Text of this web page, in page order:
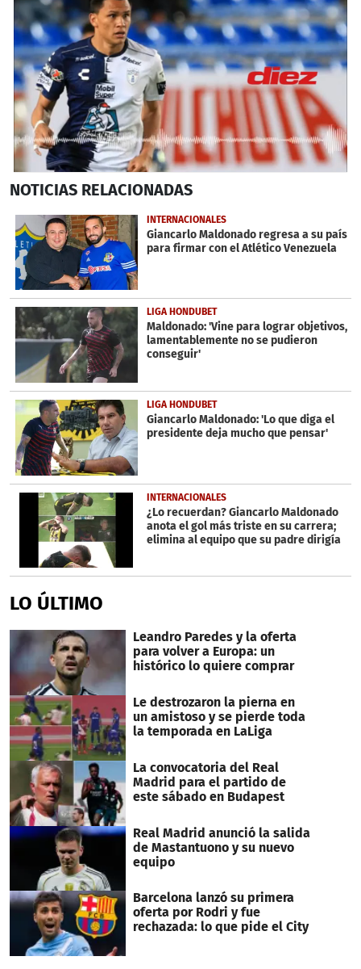
seconds
6
minutes,
31
seconds
NOTICIAS RELACIONADAS
INTERNACIONALES
Giancarlo Maldonado regresa a su país
para firmar con el Atlético Venezuela
LIGA HONDUBET
Maldonado: 'Vine para lograr objetivos,
lamentablemente no se pudieron
conseguir'
LIGA HONDUBET
Giancarlo Maldonado: 'Lo que diga el
presidente deja mucho que pensar'
INTERNACIONALES
¿Lo recuerdan? Giancarlo Maldonado
anota el gol más triste en su carrera;
elimina al equipo que su padre dirigía
LO ÚLTIMO
Leandro Paredes y la oferta
para volver a Europa: un
histórico lo quiere comprar
Le destrozaron la pierna en
un amistoso y se pierde toda
la temporada en LaLiga
La convocatoria del Real
Madrid para el partido de
este sábado en Budapest
Real Madrid anunció la salida
de Mastantuono y su nuevo
equipo
Barcelona lanzó su primera
oferta por Rodri y fue
rechazada: lo que pide el City